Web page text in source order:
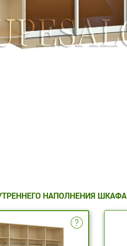
НАПОЛНЕНИЯ ШКАФА